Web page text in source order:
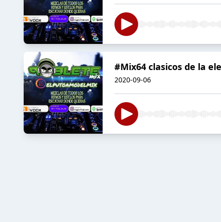
#Mix64 clasicos de la
2020-09-06